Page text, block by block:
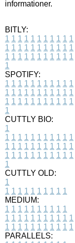
informationer.
BITLY:
1 1 1 1 1 1 1 1 1 1 1
1 1 1 1 1 1 1 1 1 1 1
1 1 1 1 1 1 1 1 1 1 1
1
SPOTIFY:
1 1 1 1 1 1 1 1 1 1 1
1 1 1 1 1 1 1 1 1 1 1
1 1 1 1 1 1 1 1 1 1 1
1
CUTTLY BIO:
1
1 1 1 1 1 1 1 1 1 1 1
1 1 1 1 1 1 1 1 1 1 1
1 1 1 1 1 1 1 1 1 1 1
1
CUTTLY OLD:
1
1 1 1 1 1 1 1 1 1 1
MEDIUM:
1 1 1 1 1 1 1 1 1 1
1 1 1 1 1 1 1 1 1 1 1
1 1 1 1 1 1 1 1 1 1 1
PARALLELS: